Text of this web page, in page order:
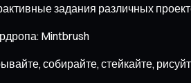
задания различных
Mintbrush
собирайте, стейкайте,